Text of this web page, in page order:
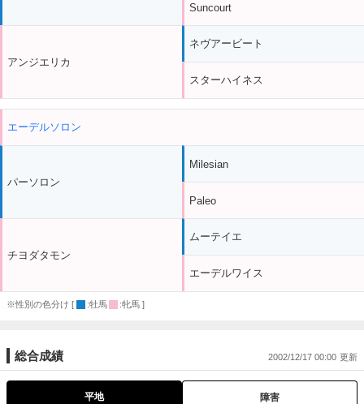
アンジエリカ
Suncourt
ネヴアービート
スターハイネス
エーデルソロン
パーソロン
チヨダタモン
Milesian
Paleo
ムーテイエ
エーデルワイス
※性別の色分け [ :牡馬 :牝馬 ]
総合成績 2002/12/17 00:00
平地 障害